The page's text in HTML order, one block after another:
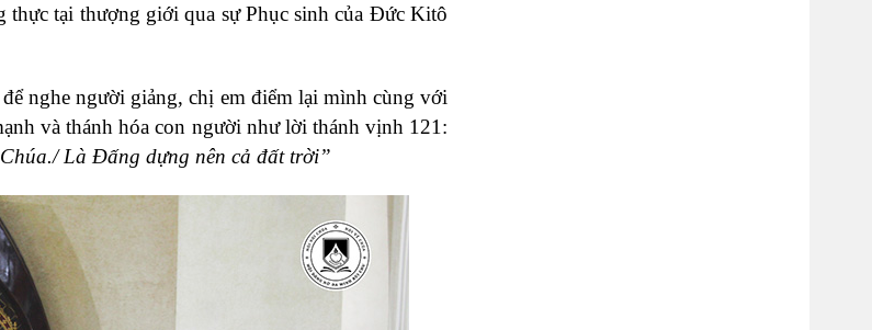
tại thượng giới qua sự Phục sinh của Đức Kitô
nghe người giảng, chị em điểm lại mình cùng với
và thánh hóa con người như lời thánh vịnh 121:
Là Đấng dựng nên cả đất trời”